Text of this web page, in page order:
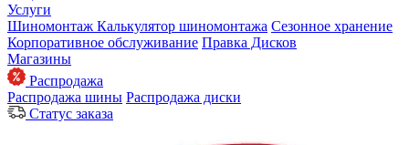
Услуги
Шиномонтаж Калькулятор шиномонтажа Сезонное хранение
Корпоративное обслуживание Правка Дисков
Магазины
Распродажа
Распродажа шины Распродажа диски
Статус заказа